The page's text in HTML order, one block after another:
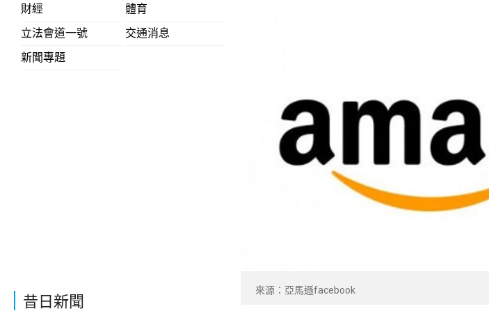
財經
體育
立法會道一號
交通消息
新聞專題
昔日新聞
來源：亞馬遜facebook